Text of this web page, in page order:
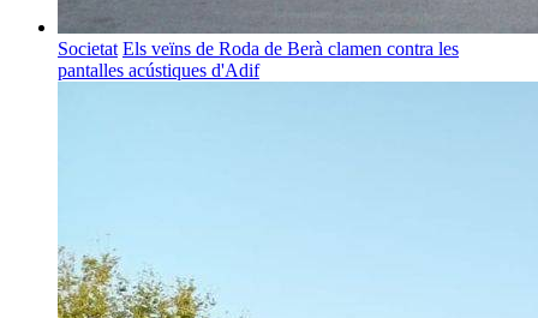
Societat Els veïns de Roda de Berà clamen contra les
pantalles acústiques d'Adif